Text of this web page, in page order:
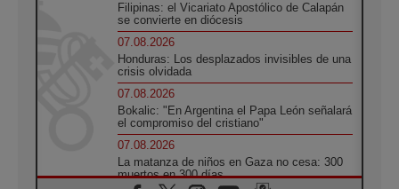
Filipinas: el Vicariato Apostólico de Calapán
se convierte en diócesis
07.08.2026
Honduras: Los desplazados invisibles de una
crisis olvidada
07.08.2026
Bokalic: "En Argentina el Papa León señalará
el compromiso del cristiano"
07.08.2026
La matanza de niños en Gaza no cesa: 300
muertos en 300 días